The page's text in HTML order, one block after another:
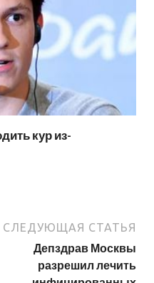
кур из-
СЛЕДУЮЩАЯ СТАТЬЯ
Депздрав Москвы
разрешил лечить